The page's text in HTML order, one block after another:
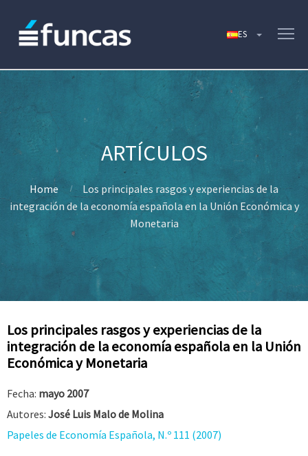
Home
Los principales rasgos y experiencias de la
integración de la economía española en la Unión Económica y
Monetaria
Los principales rasgos y experiencias de la
integración de la economía española en la Unión
Económica y Monetaria
Fecha: mayo 2007
Autores: José Luis Malo de Molina
Papeles de Economía Española, N.º 111 (2007)